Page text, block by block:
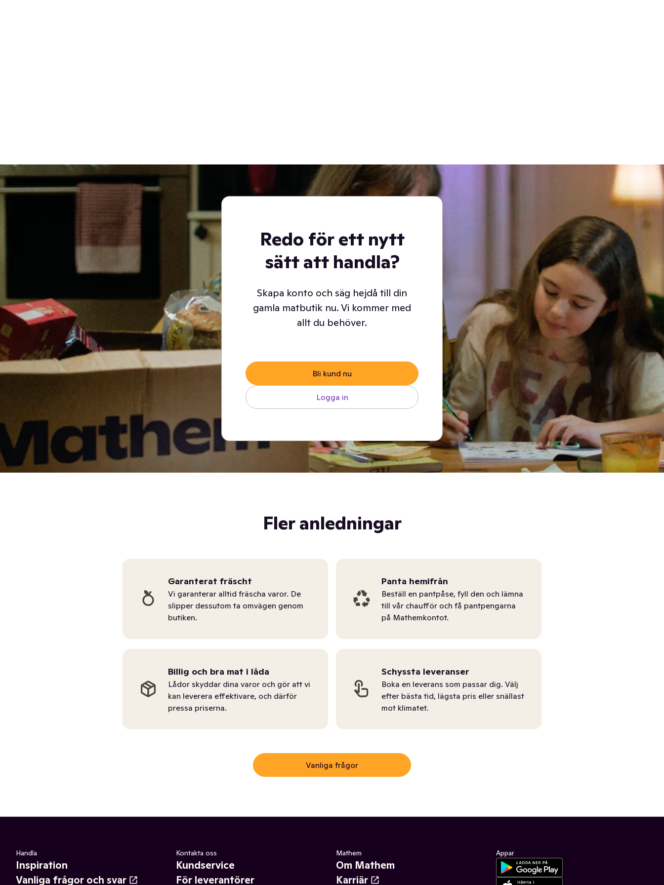
Redo för ett nytt
sätt att handla?
Skapa konto och säg hejdå till din
gamla matbutik nu. Vi kommer med
allt du behöver.
Bli kund nu
Logga in
Fler anledningar
Garanterat fräscht
Vi garanterar alltid fräscha varor. De
slipper dessutom ta omvägen genom
butiken.
Panta hemifrån
Beställ en pantpåse, fyll den och lämna
till vår chaufför och få pantpengarna
på Mathemkontot.
Billig och bra mat i låda
Lådor skyddar dina varor och gör att vi
kan leverera effektivare, och därför
pressa priserna.
Schyssta leveranser
Boka en leverans som passar dig. Välj
efter bästa tid, lägsta pris eller snällast
mot klimatet.
Vanliga frågor
Handla
Inspiration
Vanliga frågor och svar
Kontakta oss
Kundservice
För leverantörer
Mathem
Om Mathem
Karriär
Appar